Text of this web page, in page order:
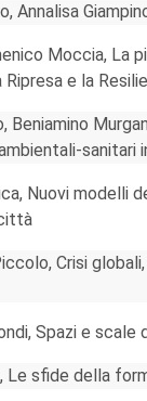
Annalisa
Moccia, La
Ripresa e la
Beniamino
sanitari
Nuovi modelli
Crisi
Spazi e scale
Le sfide della